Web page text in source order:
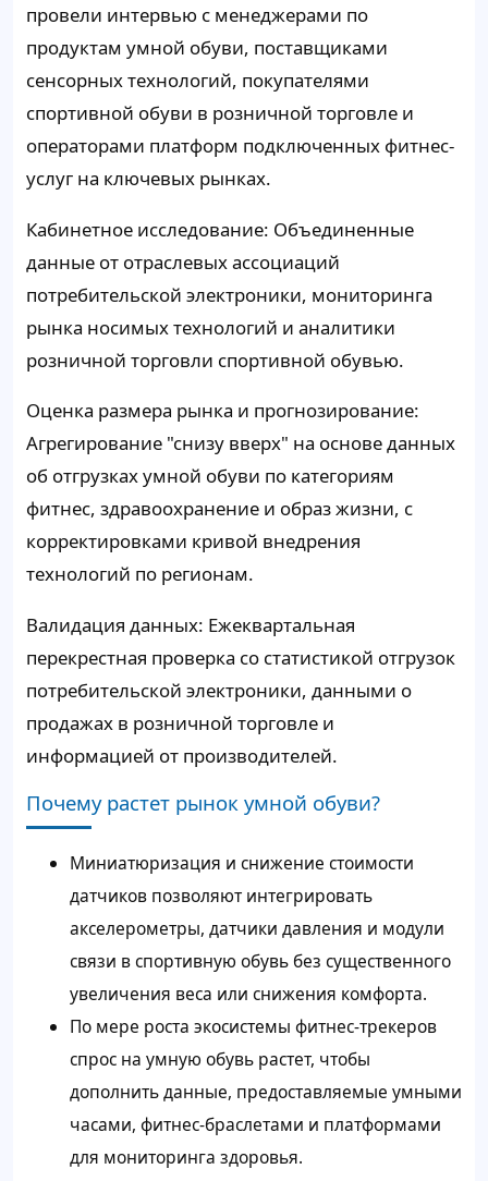
провели интервью с менеджерами по
продуктам умной обуви, поставщиками
сенсорных технологий, покупателями
спортивной обуви в розничной торговле и
операторами платформ подключенных фитнес-
услуг на ключевых рынках.
Кабинетное исследование: Объединенные
данные от отраслевых ассоциаций
потребительской электроники, мониторинга
рынка носимых технологий и аналитики
розничной торговли спортивной обувью.
Оценка размера рынка и прогнозирование:
Агрегирование "снизу вверх" на основе данных
об отгрузках умной обуви по категориям
фитнес, здравоохранение и образ жизни, с
корректировками кривой внедрения
технологий по регионам.
Валидация данных: Ежеквартальная
перекрестная проверка со статистикой отгрузок
потребительской электроники, данными о
продажах в розничной торговле и
информацией от производителей.
Почему растет рынок умной обуви?
Миниатюризация и снижение стоимости
датчиков позволяют интегрировать
акселерометры, датчики давления и модули
связи в спортивную обувь без существенного
увеличения веса или снижения комфорта.
По мере роста экосистемы фитнес-трекеров
спрос на умную обувь растет, чтобы
дополнить данные, предоставляемые умными
часами, фитнес-браслетами и платформами
для мониторинга здоровья.